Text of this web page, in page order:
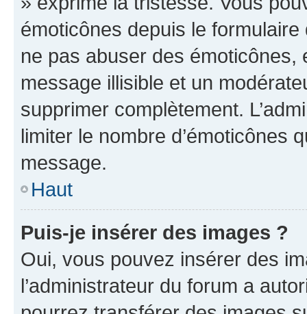
émoticônes depuis le
ne pas abuser des
message illisible et un
supprimer complètement.
limiter le nombre d’émoticônes
message.
Haut
Puis-je insérer des images ?
Oui, vous pouvez insérer des
l’administrateur du forum a